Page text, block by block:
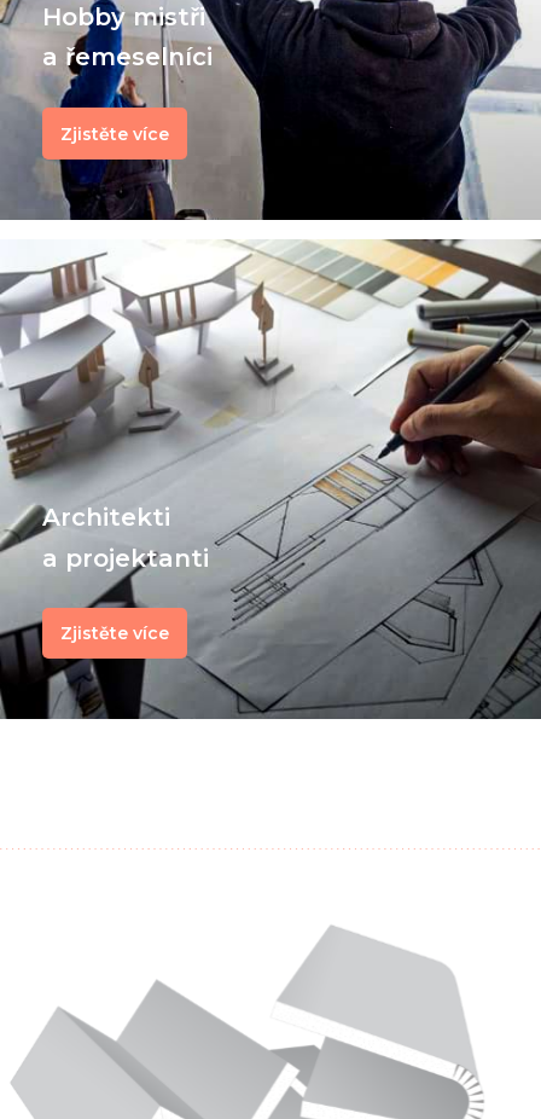
Hobby mistři
a řemeselníci
Zjistěte více
Architekti
a projektanti
Zjistěte více